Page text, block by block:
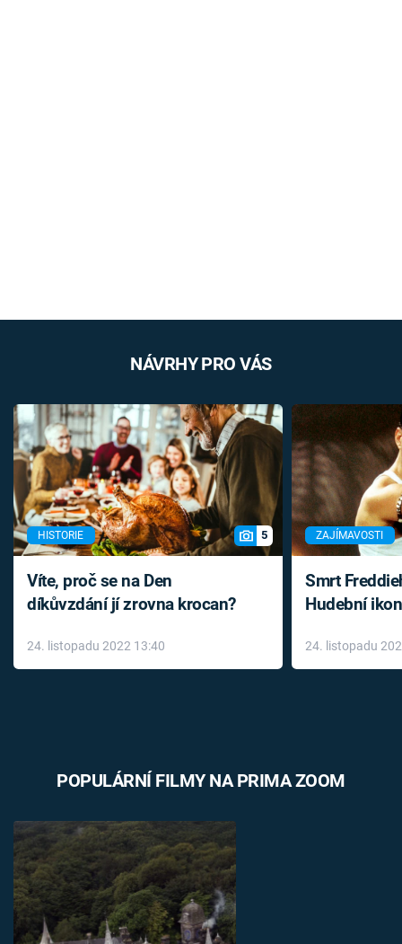
NÁVRHY PRO VÁS
HISTORIE 5
Víte, proč se na Den
díkůvzdání jí zrovna krocan?
24. listopadu 2022 13:40
ZAJÍMAVOSTI
Smrt
Hudební
léky
24. listopadu
POPULÁRNÍ FILMY NA PRIMA ZOOM